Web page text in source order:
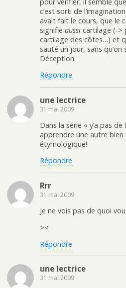
c’est sorti de
avait fait le cours, que le
signifie aussi cartilage (->
cartilage des côtes…) et
sauté un jour, sans
Déception.
Répondre
une lectrice
31 mai 2009
Dans la série « y’a pas
apprendre une autre bien
étymologique!
Répondre
Rrr
31 mai 2009
Je ne vois pas de quoi
><
Répondre
une lectrice
31 mai 2009